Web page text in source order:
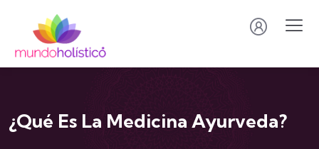
¿Qué Es La Medicina Ayurveda?